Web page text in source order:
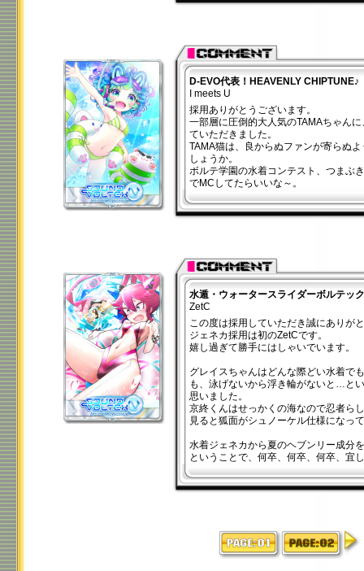
D-EVO代表！HEAVENLY CHIPTUNE♪
I meets U
採用ありがとうございます。
一部層に圧倒的大人気のTAMAちゃん
ていただきました。
TAMA猫は、良からぬファンが寄らぬ
しょうか。
ボルテ学園の水着コンテスト、つまぶ
でMCしてたらいいな～。
水遁・ウォータースライダーボルテッ
ZetC
この度は採用していただき誠にありが
ジェネカ採用は初のZetCです。
嬉し過ぎて勝手にはしゃいでいます。
グレイスちゃんはどんな際どい水着で
も、泳げないから浮き輪がないと…と
思いました。
京終くんはせっかくの海なので忍者ら
見ると狐面がシュノーケル仕様になっ
水着ジェネカから夏のヘブンリー成分
ということで、何卒、何卒、何卒、宜